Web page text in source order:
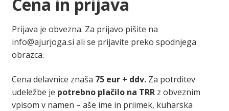
Prijava je obvezna. Za prijavo pišite na
info@ajurjoga.si ali se prijavite preko spodnjega
obrazca.
Cena delavnice znaša 75 eur + ddv.Za potrditev
udeležbe je potrebno plačilo na TRRz obveznim
vpisom v namen – aše ime in priimek, kuharska